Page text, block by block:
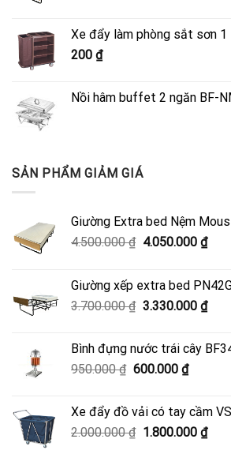
4.500.000 ₫.là:
Xe đẩy làm phòng sắt sơn 1
200 ₫
Nồi hâm buffet 2 ngăn BF-
SẢN PHẨM GIẢM GIÁ
Giường Extra bed Nệm
4.500.000₫ Giá
4.500.000 ₫.
4.050.000 ₫Giá
là:
Giường xếp extra bed
3.700.000₫ Giá
3.700.000 ₫.
3.330.000 ₫Giá
là:
Bình đựng nước trái cây
950.000₫ Giá
950.000 ₫.
600.000 ₫Giá
là:
600.000
Xe đẩy đồ vải có tay cầm
2.000.000₫ Giá
1.800.000 ₫Giá